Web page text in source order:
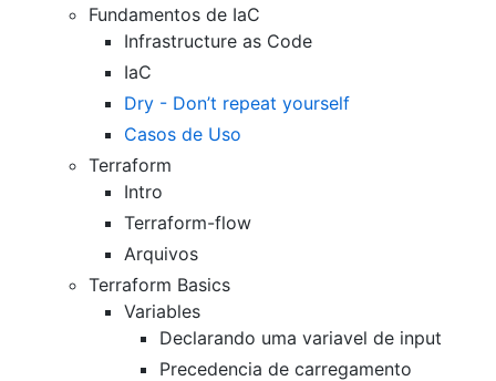
Fundamentos de IaC
Infrastructure as Code
IaC
Dry - Don’t repeat yourself
Casos de Uso
Terraform
Intro
Terraform-flow
Arquivos
Terraform Basics
Variables
Declarando uma variavel de input
Precedencia de carregamento